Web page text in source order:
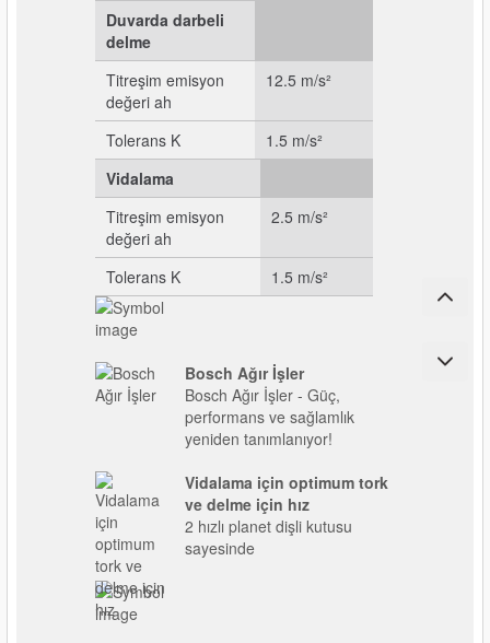
Duvarda darbeli
delme
Titreşim emisyon
değeri ah
12.5 m/s²
Tolerans K
1.5 m/s²
Vidalama
Titreşim emisyon
değeri ah
2.5 m/s²
Tolerans K 1.5 m/s²
Bosch Ağır İşler
Bosch Ağır İşler - Güç,
performans ve sağlamlık
yeniden tanımlanıyor!
Vidalama için optimum tork
ve delme için hız
2 hızlı planet dişli kutusu
sayesinde